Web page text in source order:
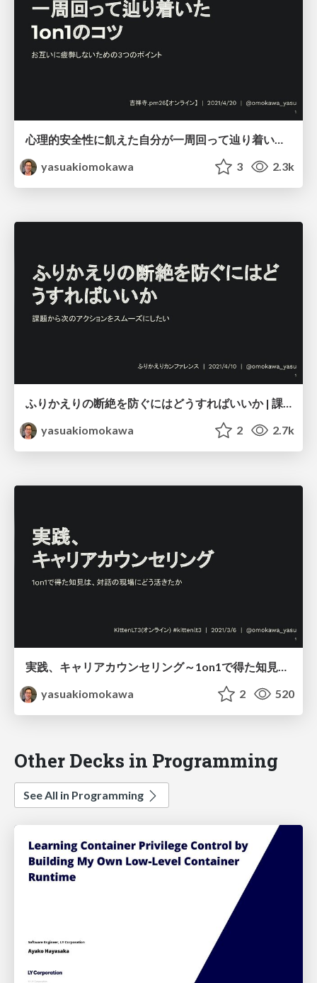
yasuakiomokawa
3 2.3k
ふりかえりの断絶を防ぐにはどうすればいいか | 課題から次のアクションをスムーズにしたい / retrospective keep on going
yasuakiomokawa
2 2.7k
実践、キャリアカウンセリング～1on1で得た知見は、対話の現場にどう活きたか～ / Progressive career counceling
yasuakiomokawa
2 520
Other Decks in Programming
See All in Programming